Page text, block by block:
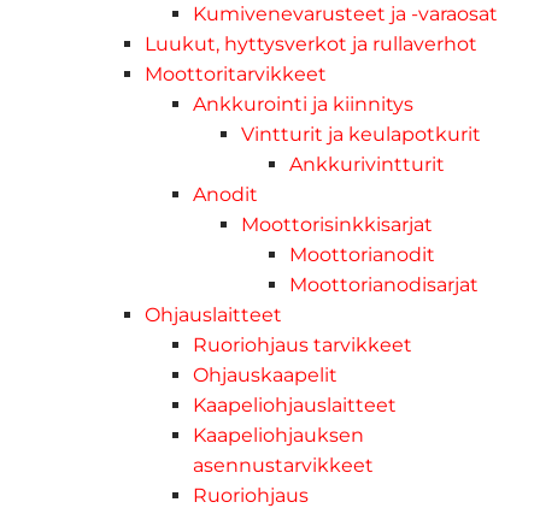
Kumivenevarusteet ja -varaosat
Luukut, hyttysverkot ja rullaverhot
Moottoritarvikkeet
Ankkurointi ja kiinnitys
Vintturit ja keulapotkurit
Ankkurivintturit
Anodit
Moottorisinkkisarjat
Moottorianodit
Moottorianodisarjat
Ohjauslaitteet
Ruoriohjaus tarvikkeet
Ohjauskaapelit
Kaapeliohjauslaitteet
Kaapeliohjauksen
asennustarvikkeet
Ruoriohjaus